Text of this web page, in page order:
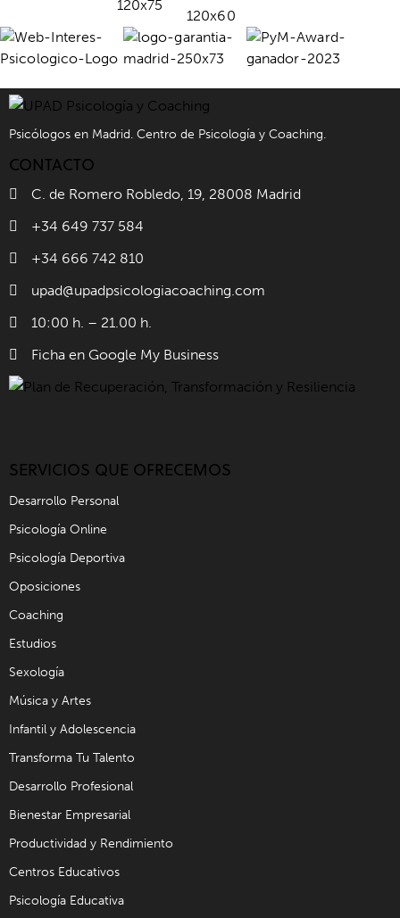
Psicólogos en Madrid. Centro de Psicología y Coaching.
CONTACTO
C. de Romero Robledo, 19, 28008 Madrid
+34 649 737 584
+34 666 742 810
upad@upadpsicologiacoaching.com
10:00 h. – 21.00 h.
Ficha en Google My Business
SERVICIOS QUE OFRECEMOS
Desarrollo Personal
Psicología Online
Psicología Deportiva
Oposiciones
Coaching
Estudios
Sexología
Música y Artes
Infantil y Adolescencia
Transforma Tu Talento
Desarrollo Profesional
Bienestar Empresarial
Productividad y Rendimiento
Centros Educativos
Psicología Educativa